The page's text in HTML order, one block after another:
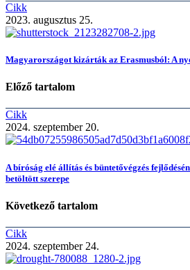
Cikk
2023. augusztus 25.
Magyarországot kizárták az Erasmusból: A
Előző tartalom
Cikk
2024. szeptember 20.
A bíróság elé állítás és büntetővégzés
betöltött szerepe
Következő tartalom
Cikk
2024. szeptember 24.